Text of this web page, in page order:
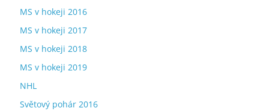
MS v hokeji 2016
MS v hokeji 2017
MS v hokeji 2018
MS v hokeji 2019
NHL
Světový pohár 2016